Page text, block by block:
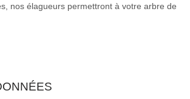
nos élagueurs permettront à votre arbre de